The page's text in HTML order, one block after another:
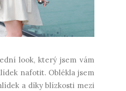
look, který jsem vám
nafotit. Oblékla jsem
a díky blízkosti mezi